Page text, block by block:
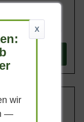
69,90 €
X
wir
—